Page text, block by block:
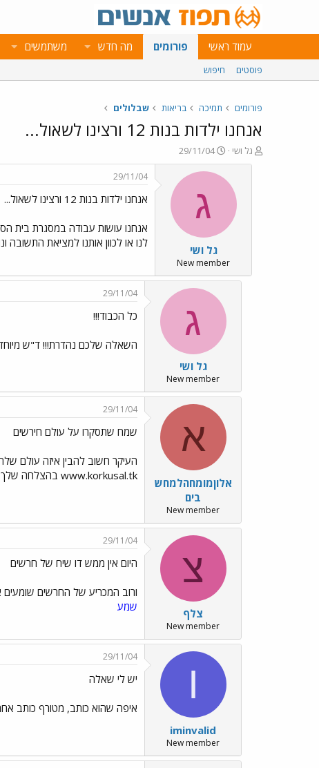
עמוד ראשי פורומים מה חדש משתמשים
פוסטים חיפוש
פורומים תמיכה בריאות שבלולים
אנחנו ילדות בנות 12 ורצינו לשאול...
פ
ו
גל ושי
פ
ו
ר
א
ר
י
ך
29/11/04
ג
גל ושי
New member
29/11/04
אנחנו ילדות בנות 12 ורצינו לשאול...
אנחנו עושות עבודה במסגרת בית
לנו או לכוון אותנו למציאת התשובה
ג
גל ושי
New member
29/11/04
כל הכבוד!!!
השאלה שלכם נהדרת!!! ד"ש
א
אלוןמומחהלמחש
בים
New member
29/11/04
שמח שתסקרו על עולם חירשים
העיקר חשוב להבין איזה עולם
www.korkusal.tk בהצלחה שלך אלון
צ
צלף
New member
29/11/04
היום אין ממש דו שיח של חרשים
ורוב המכריע של החרשים
שמע
I
iminvalid
New member
29/11/04
יש לי שאלה
איפה שהוא כותב, מטורף כותב